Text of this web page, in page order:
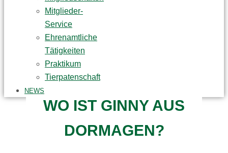
Mitglieder-
Service
Ehrenamtliche
Tätigkeiten
Praktikum
Tierpatenschaft
NEWS
WO IST GINNY AUS
DORMAGEN?